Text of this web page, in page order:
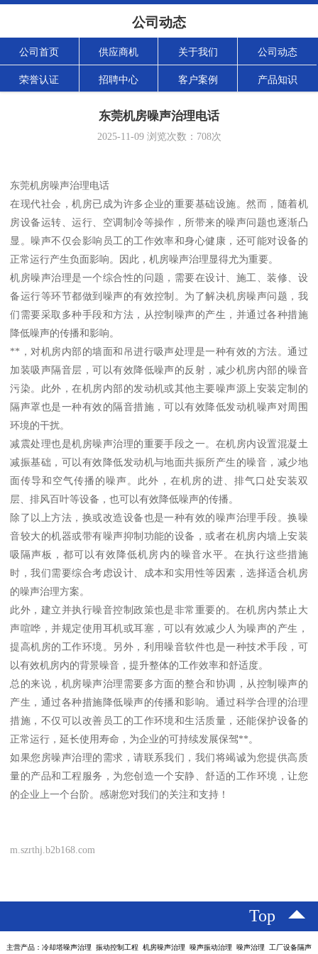
公司动态
公司首页 供应商机 关于我们 公司动态
荣誉认证 招聘中心 客户案例 产品知识
东莞机房噪声治理电话
2025-11-09浏览次数： 708次
东莞机房噪声治理电话
在现代社会，机房已成为许多企业的重要基础设施。然而，随着机
房设备运转、运行、空调制冷等操作，所带来的噪声问题也逐渐凸
显。噪声不仅会影响员工的工作效率和身心健康，还可能对设备的
正常运行产生负面影响。因此，机房噪声治理显得尤为重要。
机房噪声治理是一个综合性的问题，需要在设计、施工、装修、设
备运行等环节都做到噪声的有效控制。为了解决机房噪声问题，我
们需要采取多种手段和方法，从控制噪声的产生，并通过各种措施
降低噪声的传播和影响。
**，对机房内部的墙面和吊进行吸声处理是一种有效的方法。通过
加装吸声隔音层，可以有效降低噪声的反射，减少机房内部的噪音
污染。此外，在机房内部的发动机或其他主要噪声源上安装定制的
隔声罩也是一种有效的隔音措施，可以有效降低发动机噪声对周围
环境的干扰。
减震处理也是机房噪声治理的重要手段之一。在机房内设置混凝土
减振基础，可以有效降低发动机与地面共振所产生的噪音，减少地
面传导和空气传播的噪声。此外，在机房的进、排气口处安装双
层、排风百叶等设备，也可以有效降低噪声的传播。
除了以上方法，换或改造设备也是一种有效的噪声治理手段。换噪
音较大的机器或带有噪声抑制功能的设备，或者在机房内墙上安装
吸隔声板，都可以有效降低机房内的噪音水平。在执行这些措施
时，我们需要综合考虑设计、成本和实用性等因素，选择适合机房
的噪声治理方案。
此外，建立并执行噪音控制政策也是非常重要的。在机房内禁止大
声喧哗，并规定使用耳机或耳塞，可以有效减少人为噪声的产生，
提高机房的工作环境。另外，利用噪音软件也是一种技术手段，可
以有效机房内的背景噪音，提升整体的工作效率和舒适度。
总的来说，机房噪声治理需要多方面的整合和协调，从控制噪声的
产生，通过各种措施降低噪声的传播和影响。通过科学合理的治理
措施，不仅可以改善员工的工作环境和生活质量，还能保护设备的
正常运行，延长使用寿命，为企业的可持续发展保驾**。
如果您房噪声治理的需求，请联系我们，我们将竭诚为您提供高质
量的产品和工程服务，为您创造一个安静、舒适的工作环境，让您
的企业上一个台阶。感谢您对我们的关注和支持！
m.szrthj.b2b168.com
Top
主营产品：冷却塔噪声治理 振动控制工程 机房噪声治理 噪声振动治理 噪声治理 工厂设备隔声